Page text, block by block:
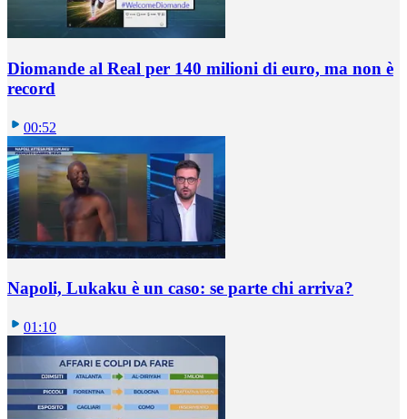
Diomande al Real per 140 milioni di euro, ma non è
record
00:52
Napoli, Lukaku è un caso: se parte chi arriva?
01:10